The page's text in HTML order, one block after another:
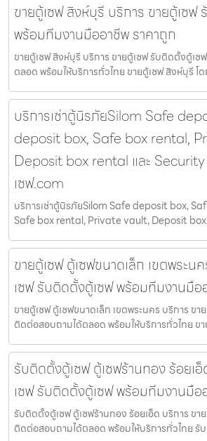
ขายตู้เซฟ สิงห์บุรี บริการ ขายตู้เซฟ
พร้อมทีมงานมืออาชีพ ราคาถูก
ขายตู้เซฟ สิงห์บุรี บริการ ขายตู้เซฟ รับติดตั้งตู้เ
ตลอด พร้อมให้บริการทั่วไทย ขายตู้เซฟ สิงห์บุรี โ
บริการเช่าตู้นิรภัยSilom Safe
deposit box, Safe box rental,
Deposit box rental และ
เซฟ.com
บริการเช่าตู้นิรภัยSilom Safe deposit box,
Safe box rental, Private vault, Deposit box
ขายตู้เซฟ ตู้เซฟขนาดเล็ก เขตพระน
เซฟ รับติดตั้งตู้เซฟ พร้อมทีมงานมือ
ขายตู้เซฟ ตู้เซฟขนาดเล็ก เขตพระนคร บริการ ข
ติดต่อสอบถามได้ตลอด พร้อมให้บริการทั่วไทย ข
รับติดตั้งตู้เซฟ ตู้เซฟร้านทอง ร้อยเ
เซฟ รับติดตั้งตู้เซฟ พร้อมทีมงานมือ
รับติดตั้งตู้เซฟ ตู้เซฟร้านทอง ร้อยเอ็ด บริการ ข
ติดต่อสอบถามได้ตลอด พร้อมให้บริการทั่วไทย รั